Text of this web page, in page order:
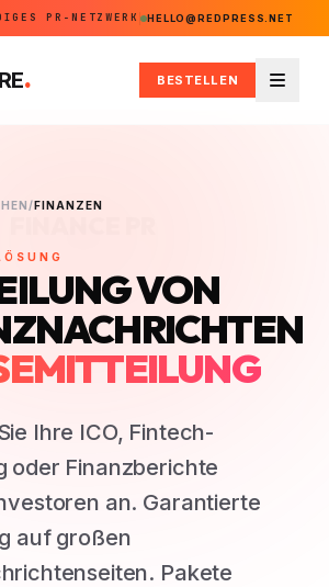
PR-NETZWERK HELLO@REDPRESS.NET
. BESTELLEN
Menü
/FINANZEN
VON
Ihre ICO, Fintech-
oder Finanzberichte
an. Garantierte
auf großen
Pakete